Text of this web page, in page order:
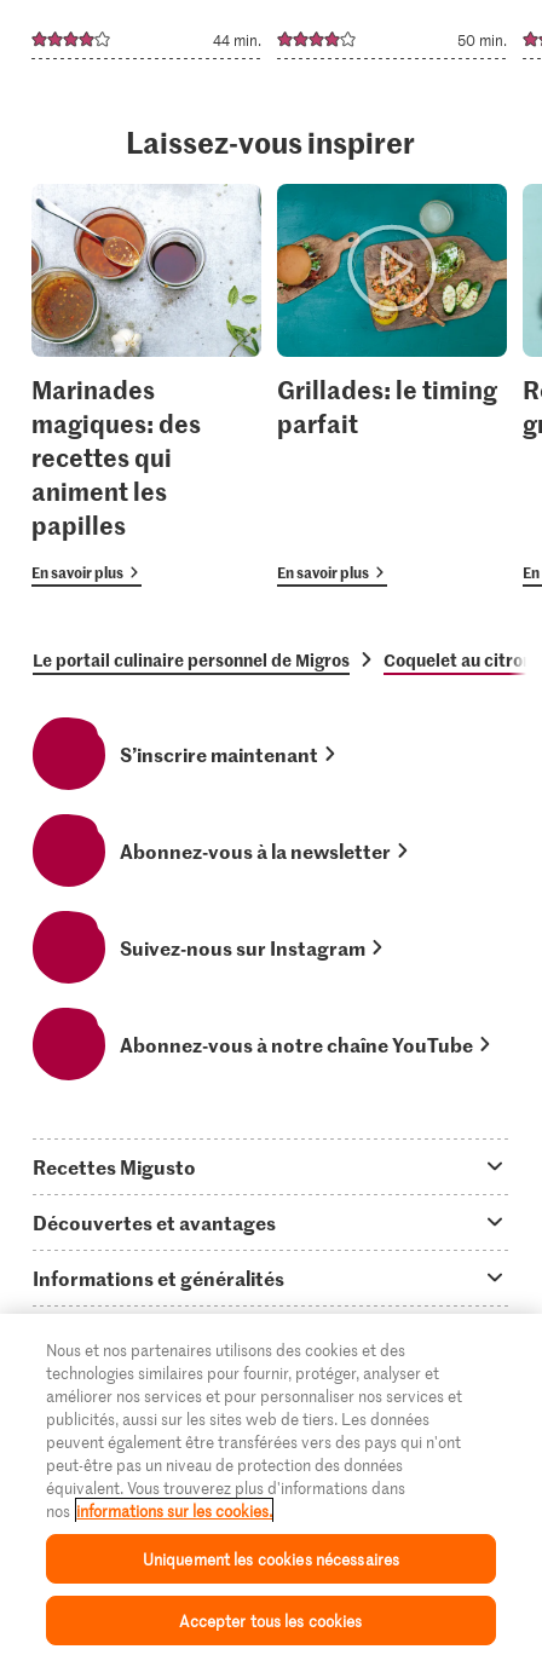
Inspiration Collection Recettes Mon Migusto
44 min. 50 min.
Laissez-vous inspirer
Marinades
magiques: des
recettes qui
animent les
papilles
En savoir plus
Grillades: le timing
parfait
En savoir plus
Le portail culinaire personnel de Migros Coquelet au citron
S’inscrire maintenant
Abonnez-vous à la newsletter
Suivez-nous sur Instagram
Abonnez-vous à notre chaîne YouTube
Recettes Migusto
Idées de menus
Plats principaux
Simple & vite prêt
Apéritif
Préparations au four
Enfants & famille
Toutes les recettes
Découvertes et avantages
On en parle...
Tutoriels
Glossaire des ingrédients
Login Migusto
Magazine Migusto
Informations et généralités
Questions concernant Migusto
Cuisiner avec Migusto
Service clientèle & contact
Publicité
Impressum
Mentions légales
Protection des données
Supermarché
Migros Online
À propos de Migros
Magasins
Cumulus
Migros Magazine
© 2026 La Fédération des coopératives Migros
DE FR IT
Nous et nos partenaires utilisons des cookies et des
technologies similaires pour fournir, protéger, analyser et
améliorer nos services et pour personnaliser nos services et
publicités, aussi sur les sites web de tiers. Les données
peuvent également être transférées vers des pays qui n'ont
peut-être pas un niveau de protection des données
équivalent. Vous trouverez plus d'informations dans
nos informations sur les cookies.
Uniquement les cookies nécessaires
Accepter tous les cookies